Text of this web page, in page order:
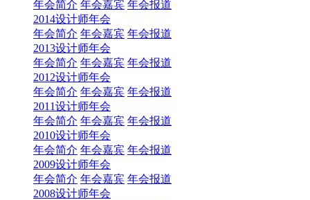
年会简介 年会嘉宾 年会报道
2014设计师年会
年会简介 年会嘉宾 年会报道
2013设计师年会
年会简介 年会嘉宾 年会报道
2012设计师年会
年会简介 年会嘉宾 年会报道
2011设计师年会
年会简介 年会嘉宾 年会报道
2010设计师年会
年会简介 年会嘉宾 年会报道
2009设计师年会
年会简介 年会嘉宾 年会报道
2008设计师年会